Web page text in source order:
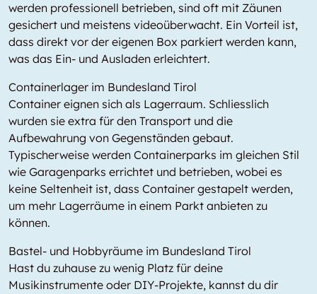
werden professionell betrieben, sind oft mit Zäunen
gesichert und meistens videoüberwacht. Ein Vorteil ist,
dass direkt vor der eigenen Box parkiert werden kann,
was das Ein- und Ausladen erleichtert.
Containerlager im Bundesland Tirol
Container eignen sich als Lagerraum. Schliesslich
wurden sie extra für den Transport und die
Aufbewahrung von Gegenständen gebaut.
Typischerweise werden Containerparks im gleichen Stil
wie Garagenparks errichtet und betrieben, wobei es
keine Seltenheit ist, dass Container gestapelt werden,
um mehr Lagerräume in einem Parkt anbieten zu
können.
Bastel- und Hobbyräume im Bundesland Tirol
Hast du zuhause zu wenig Platz für deine
Musikinstrumente oder DIY-Projekte, kannst du dir